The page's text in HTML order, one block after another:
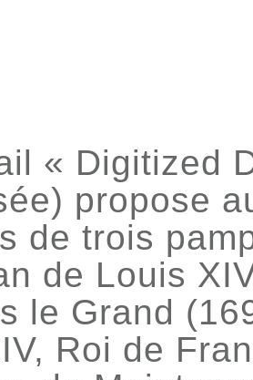
« Digitized
propose
de trois
de Louis
le Grand
Roi de